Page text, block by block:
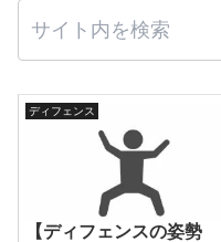
ディフェンス
【ディフェンスの姿勢